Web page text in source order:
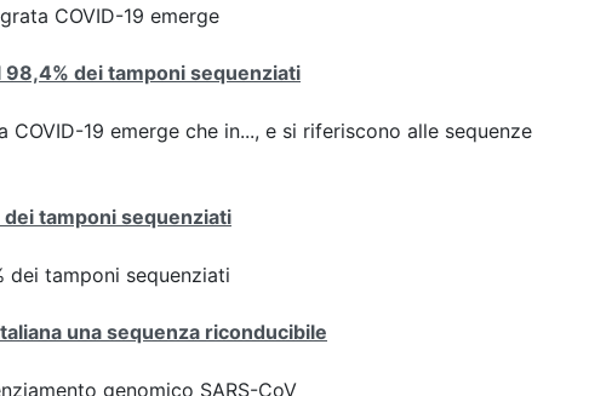
COVID-19 emerge
dei tamponi sequenziati
19 emerge che in..., e si riferiscono alle sequenze
tamponi sequenziati
dei tamponi sequenziati
una sequenza riconducibile
genomico SARS-CoV